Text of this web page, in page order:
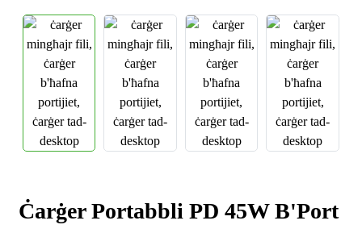
Ċarġer Portabbli PD 45W B'Port